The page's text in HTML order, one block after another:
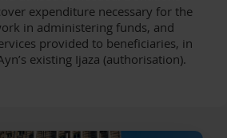
expenditure necessary for the
in administering funds, and
provided to beneficiaries, in
existing Ijaza (authorisation).